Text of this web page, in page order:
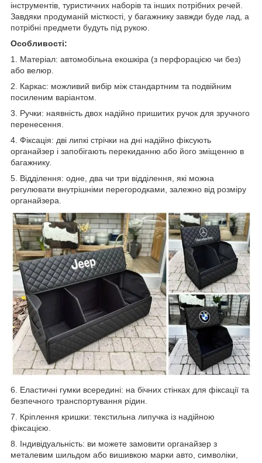
інструментів, туристичних наборів та інших потрібних речей.
Завдяки продуманій місткості, у багажнику завжди буде лад, а
потрібні предмети будуть під рукою.
Особливості:
1. Матеріал: автомобільна екошкіра (з перфорацією чи без)
або велюр.
2. Каркас: можливий вибір між стандартним та подвійним
посиленим варіантом.
3. Ручки: наявність двох надійно пришитих ручок для зручного
перенесення.
4. Фіксація: дві липкі стрічки на дні надійно фіксують
органайзер і запобігають перекиданню або його зміщенню в
багажнику.
5. Відділення: одне, два чи три відділення, які можна
регулювати внутрішніми перегородками, залежно від розміру
органайзера.
6. Еластичні гумки всередині: на бічних стінках для фіксації та
безпечного транспортування рідин.
7. Кріплення кришки: текстильна липучка із надійною
фіксацією.
8. Індивідуальність: ви можете замовити органайзер з
металевим шильдом або вишивкою марки авто, символіки,